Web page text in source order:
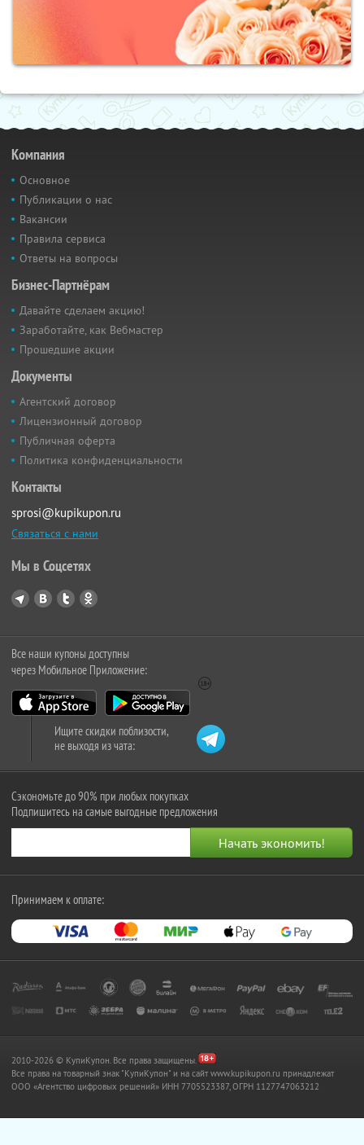
Компания
Основное
Публикации о нас
Вакансии
Правила сервиса
Ответы на вопросы
Бизнес-Партнёрам
Давайте сделаем акцию!
Заработайте, как Вебмастер
Прошедшие акции
Документы
Агентский договор
Лицензионный договор
Публичная оферта
Политика конфиденциальности
Контакты
sprosi@kupikupon.ru
Связаться с нами
Мы в Соцсетях
Все наши купоны доступны
через Мобильное Приложение:
Ищите скидки поблизости,
не выходя из чата:
Сэкономьте до 90% при любых покупках
Подпишитесь на самые выгодные предложения
Принимаем к оплате:
2010-2026 © КупиКупон. Все права защищены.
Все права на товарный знак "КупиКупон" и на сайт www.kupikupon.ru принадлежат
OOO «Агентство цифровых решений» ИНН 7705523387, ОГРН 1127747063212